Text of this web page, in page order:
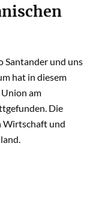
Santander und uns
hat in diesem
Union am
Die
Wirtschaft und